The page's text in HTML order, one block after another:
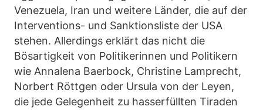
Venezuela, Iran und weitere Länder, die auf der
Interventions- und Sanktionsliste der USA
stehen. Allerdings erklärt das nicht die
Bösartigkeit von Politikerinnen und Politikern
wie Annalena Baerbock, Christine Lamprecht,
Norbert Röttgen oder Ursula von der Leyen,
die jede Gelegenheit zu hasserfüllten Tiraden